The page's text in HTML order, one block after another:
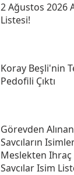
2 Ağustos 2026
Listesi!
Koray Beşli'nin
Pedofili Çıktı
Görevden
Savcıların
Meslekten Ihraç
Savcılar Isim